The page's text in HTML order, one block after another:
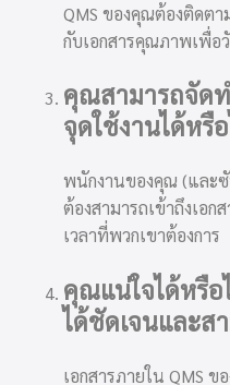
QMS ของคุณต้องติดต
กับเอกสารคุณภาพเพื่อ
คุณสามารถจัด
จุดใช้งานได้หรื
พนักงานของคุณ (และ
ต้องสามารถเข้าถึงเอ
เวลาที่พวกเขาต้องการ
คุณแน่ใจได้หรือ
ได้ชัดเจนและส
เอกสารภายใน QMS